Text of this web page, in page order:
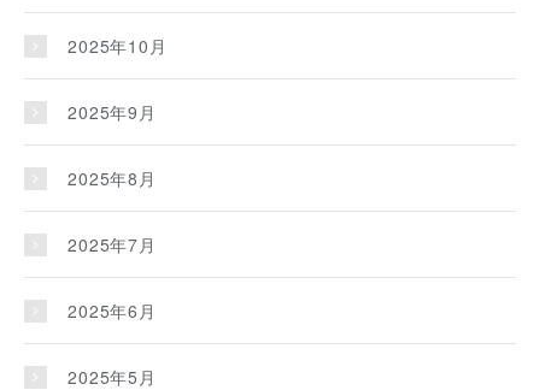
2025年10月
2025年9月
2025年8月
2025年7月
2025年6月
2025年5月